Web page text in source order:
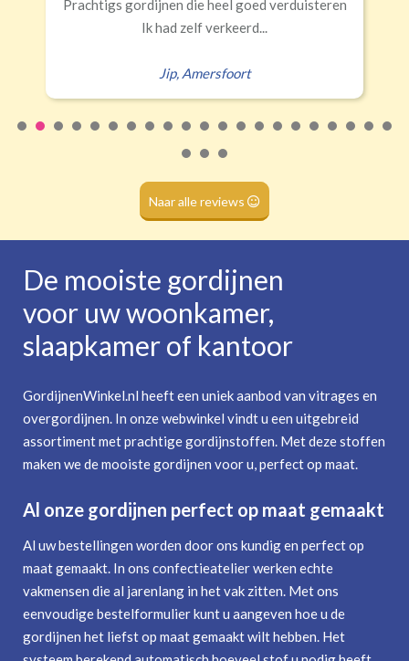
Prachtigs gordijnen die heel goed verduisteren
Ik had zelf verkeerd...
Jip, Amersfoort
Naar alle reviews
De mooiste gordijnen
voor uw woonkamer,
slaapkamer of kantoor
GordijnenWinkel.nl heeft een uniek aanbod van vitrages en
overgordijnen. In onze webwinkel vindt u een uitgebreid
assortiment met prachtige gordijnstoffen. Met deze stoffen
maken we de mooiste gordijnen voor u, perfect op maat.
Al onze gordijnen perfect op maat gemaakt
Al uw bestellingen worden door ons kundig en perfect op
maat gemaakt. In ons confectieatelier werken echte
vakmensen die al jarenlang in het vak zitten. Met ons
eenvoudige bestelformulier kunt u aangeven hoe u de
gordijnen het liefst op maat gemaakt wilt hebben. Het